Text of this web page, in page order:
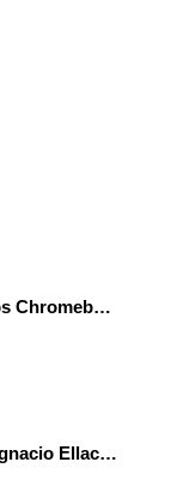
Dale una oportunidad a los Chromebooks y utiliza un proyector para realizar talleres si no tienes pantallas táctiles
Presentación IES CIFPD Ignacio Ellacuría